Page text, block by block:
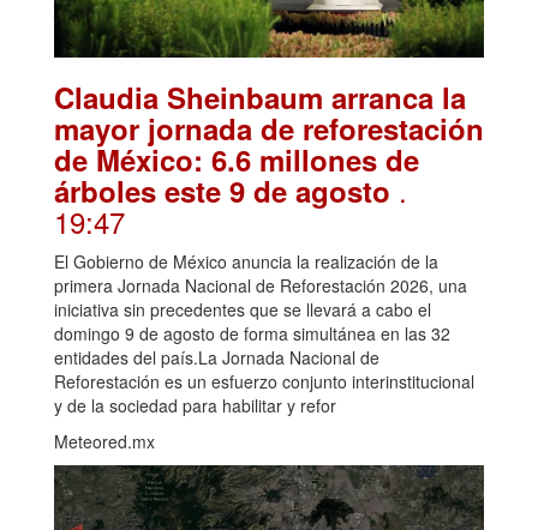
Claudia Sheinbaum arranca la
mayor jornada de reforestación
de México: 6.6 millones de
árboles este 9 de agosto .
19:47
El Gobierno de México anuncia la realización de la
primera Jornada Nacional de Reforestación 2026, una
iniciativa sin precedentes que se llevará a cabo el
domingo 9 de agosto de forma simultánea en las 32
entidades del país.La Jornada Nacional de
Reforestación es un esfuerzo conjunto interinstitucional
y de la sociedad para habilitar y refor
Meteored.mx